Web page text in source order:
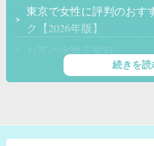
東京で女性に評判のおす
ク【2026年版】
お茶の水矯正歯科